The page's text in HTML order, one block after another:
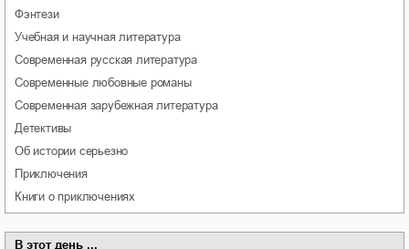
фэнтези
учебная и научная литература
современная русская литература
современные любовные романы
современная зарубежная литература
детективы
об истории серьезно
приключения
книги о приключениях
В этот день ...